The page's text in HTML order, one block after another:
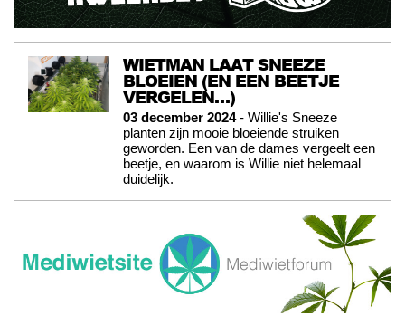
WIETMAN LAAT SNEEZE
BLOEIEN (EN EEN BEETJE
VERGELEN…)
03 december 2024- Willie's Sneeze
planten zijn mooie bloeiende struiken
geworden. Een van de dames vergeelt een
beetje, en waarom is Willie niet helemaal
duidelijk.